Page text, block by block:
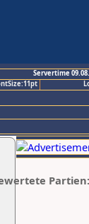
Servertime
Partien: